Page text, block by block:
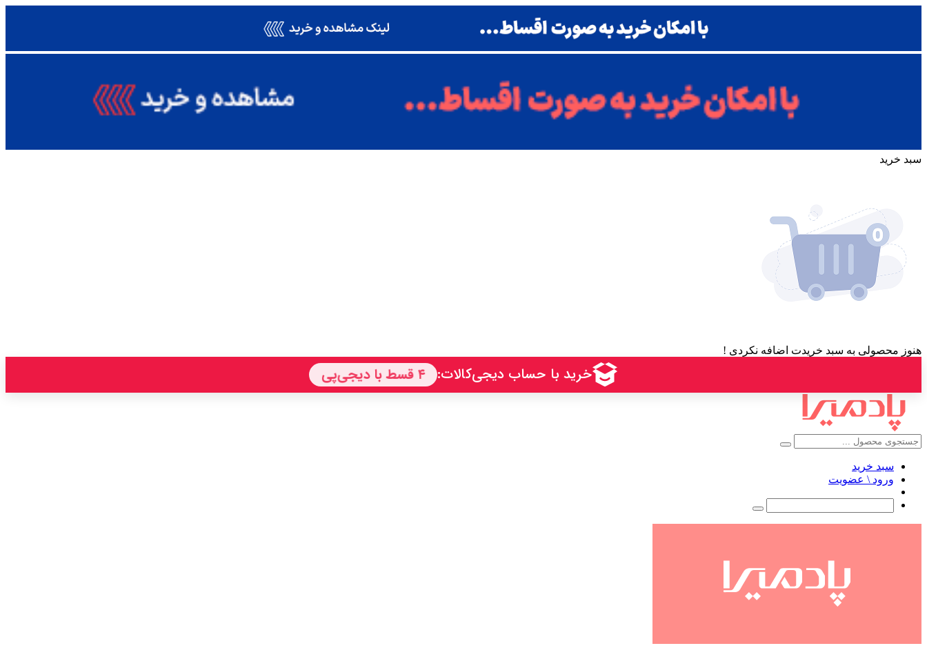
سبد خرید
هنوز محصولی به سبد خریدت اضافه نکردی !
سبد خرید
ورود \ عضویت